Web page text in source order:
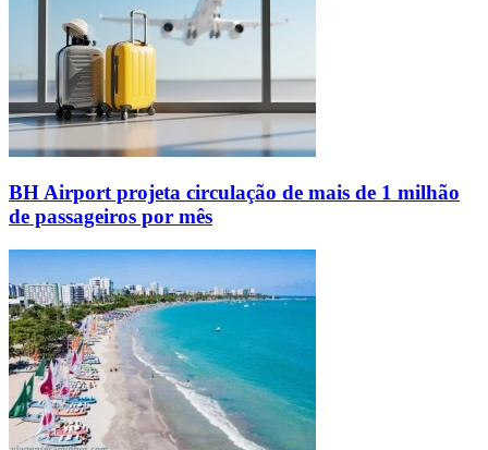
BH Airport projeta circulação de mais de 1 milhão
de passageiros por mês